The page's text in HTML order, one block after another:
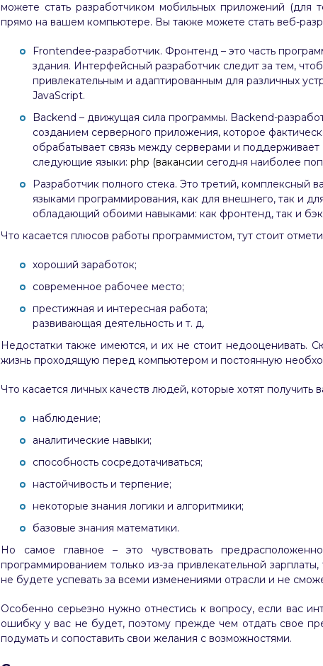
можете стать разработчиком мобильных приложений
прямо на вашем компьютере. Вы также можете стать веб-
Frontendee-разработчик. Фронтенд – это часть
здания. Интерфейсный разработчик следит за тем,
привлекательным и адаптированным для различных
JavaScript.
Backend – движущая сила программы. Backend-
созданием серверного приложения, которое
обрабатывает связь между серверами и
следующие языки: php (вакансии сегодня наиболее
Разработчик полного стека. Это третий, комплексный
языками программирования, как для внешнего, так и
обладающий обоими навыками: как фронтенд, так и
Что касается плюсов работы программистом, тут стоит
хороший заработок;
современное рабочее место;
престижная и интересная работа;
развивающая деятельность и т. д.
Недостатки также имеются, и их не стоит недооценивать.
жизнь проходящую перед компьютером и постоянную
Что касается личных качеств людей, которые хотят
наблюдение;
аналитические навыки;
способность сосредотачиваться;
настойчивость и терпение;
некоторые знания логики и алгоритмики;
базовые знания математики.
Но самое главное – это чувствовать
программированием только из-за привлекательной
не будете успевать за всеми изменениями отрасли и не
Особенно серьезно нужно отнестись к вопросу, если вас
ошибку у вас не будет, поэтому прежде чем отдать свое
подумать и сопоставить свои желания с возможностями.